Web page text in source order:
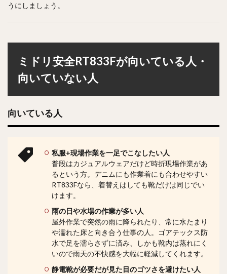
うにしましょう。
ミドリ安全RT833Fが向いている人・
向いていない人
向いている人
私服+現場作業を一足でこなしたい人
普段はカジュアルウェアだけど時折現場作業があ
るという方。デニムにも作業着にも合わせやすい
RT833Fなら、着替えはしても靴だけは同じでい
けます。
雨の日や水場の作業が多い人
屋外作業で突然の雨に降られたり、常に水たまり
や濡れた床と向き合う仕事の人。ゴアテックス防
水で足を濡らさずに済み、しかも靴内は蒸れにく
いので雨天の不快感を大幅に軽減してくれます。
静電靴が必要だが見た目のゴツさを避けたい人